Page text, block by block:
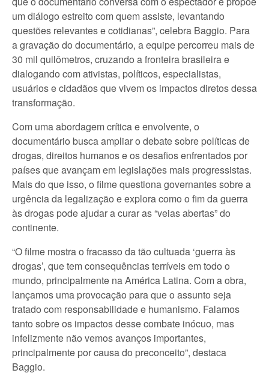
um diálogo estreito com quem assiste, levantando
questões relevantes e cotidianas”, celebra Baggio. Para
a gravação do documentário, a equipe percorreu mais de
30 mil quilômetros, cruzando a fronteira brasileira e
dialogando com ativistas, políticos, especialistas,
usuários e cidadãos que vivem os impactos diretos dessa
transformação.
Com uma abordagem crítica e envolvente, o
documentário busca ampliar o debate sobre políticas de
drogas, direitos humanos e os desafios enfrentados por
países que avançam em legislações mais progressistas.
Mais do que isso, o filme questiona governantes sobre a
urgência da legalização e explora como o fim da guerra
às drogas pode ajudar a curar as “veias abertas” do
continente.
“O filme mostra o fracasso da tão cultuada ‘guerra às
drogas’, que tem consequências terríveis em todo o
mundo, principalmente na América Latina. Com a obra,
lançamos uma provocação para que o assunto seja
tratado com responsabilidade e humanismo. Falamos
tanto sobre os impactos desse combate inócuo, mas
infelizmente não vemos avanços importantes,
principalmente por causa do preconceito”, destaca
Baggio.